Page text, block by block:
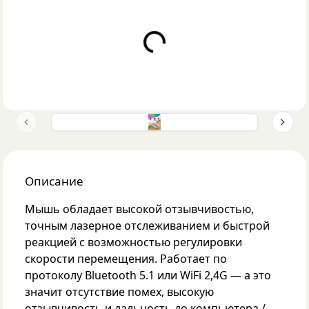
Loading...
Previous slide Next
Описание
Мышь обладает высокой отзывчивостью,
точным лазерное отслеживанием и быстрой
реакцией с возможностью регулировки
скорости перемещения. Работает по
протоколу Bluetooth 5.1 или WiFi 2,4G — а это
значит отсутствие помех, высокую